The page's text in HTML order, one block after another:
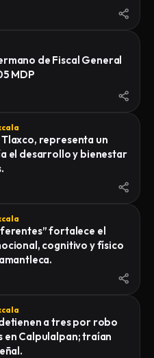
de Fiscal General
MDP
representa un
el desarrollo y bienestar
fortalece el
cognitivo y físico
a tres por robo
en Calpulalpan; traían